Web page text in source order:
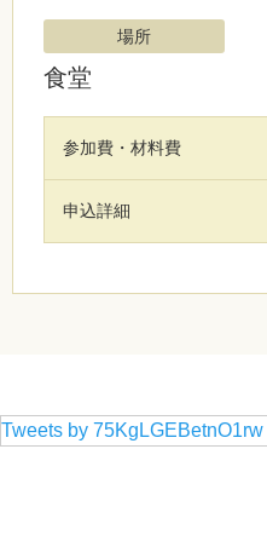
場所
食堂
参加費・材料費
申込詳細
Tweets by 75KgLGEBetnO1rw